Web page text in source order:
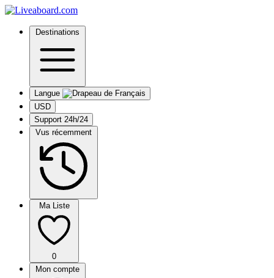
Destinations
Langue
USD
Support 24h/24
Vus récemment
Ma Liste
0
Mon compte